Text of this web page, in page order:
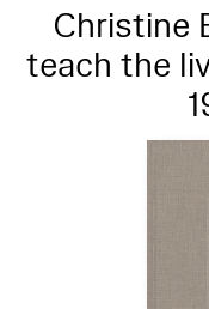
Christine
teach the